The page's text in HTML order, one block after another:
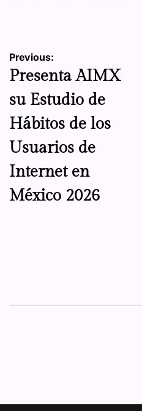
Navegación
de
entradas
Previous:
Presenta AIMX
su Estudio de
Hábitos de los
Usuarios de
Internet en
México 2026